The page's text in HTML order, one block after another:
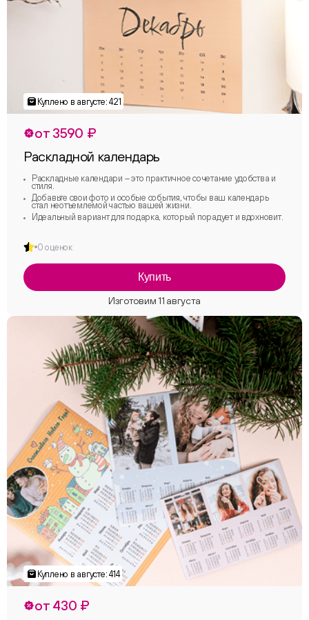
от 3590 ₽
Раскладной календарь
Раскладные календари – это практичное сочетание удобства и
стиля.
Добавьте свои фото и особые события, чтобы ваш календарь
стал неотъемлемой частью вашей жизни.
Идеальный вариант для подарка, который порадует и вдохновит.
0 оценок
Купить
от 430 ₽